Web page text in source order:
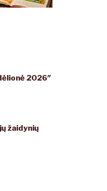
2026″
žaidynių